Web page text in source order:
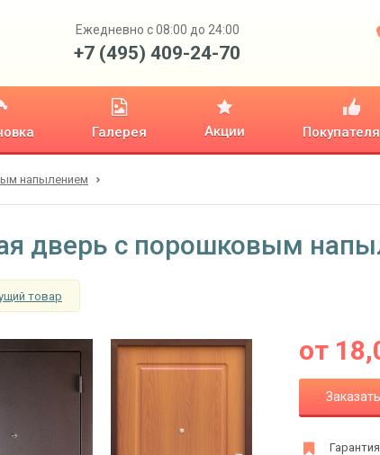
Ежедневно с 08:00 до 24:00
+7 (495) 409-24-70
Галерея Акции
напылением
дверь с порошковым
товар
от
Заказать